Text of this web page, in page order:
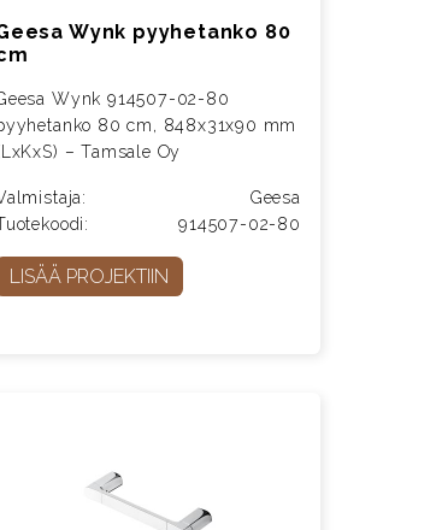
Wynk pyyhetanko 80
Wynk 914507-02-80
80 cm, 848x31x90 mm
– Tamsale Oy
Geesa
914507-02-80
LISÄÄ PROJEKTIIN